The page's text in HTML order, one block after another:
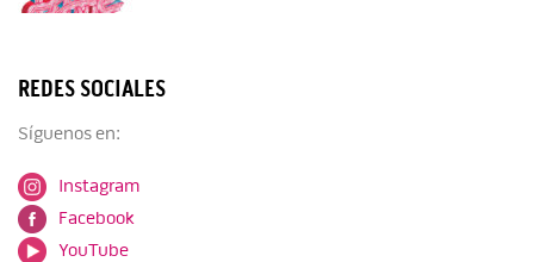
REDES SOCIALES
Síguenos en:
Instagram
Facebook
YouTube